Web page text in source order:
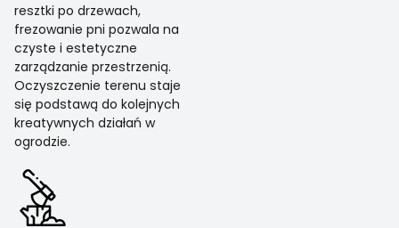
resztki po drzewach,
frezowanie pni pozwala na
czyste i estetyczne
zarządzanie przestrzenią.
Oczyszczenie terenu staje
się podstawą do kolejnych
kreatywnych działań w
ogrodzie.